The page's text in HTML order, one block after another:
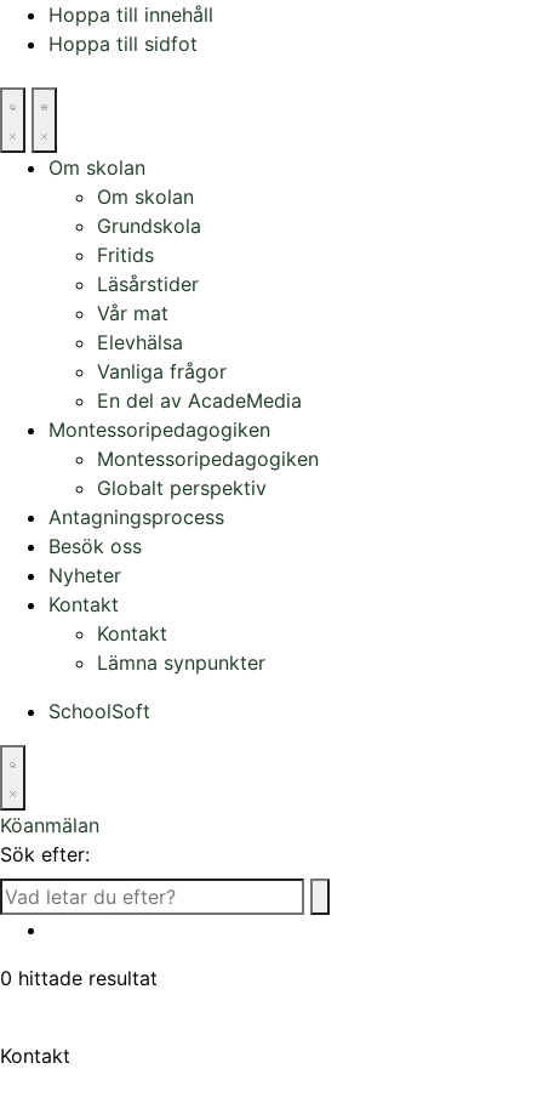
Hoppa till innehåll
Hoppa till sidfot
Om skolan
Om skolan
Grundskola
Fritids
Läsårstider
Vår mat
Elevhälsa
Vanliga frågor
En del av AcadeMedia
Montessoripedagogiken
Montessoripedagogiken
Globalt perspektiv
Antagningsprocess
Besök oss
Nyheter
Kontakt
Kontakt
Lämna synpunkter
SchoolSoft
Köanmälan
Sök efter:
0 hittade resultat
Kontakt